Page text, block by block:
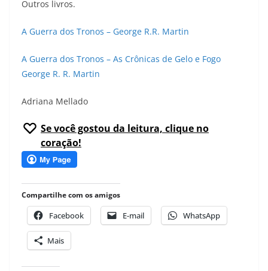
Outros livros.
A Guerra dos Tronos – George R.R. Martin
A Guerra dos Tronos – As Crônicas de Gelo e Fogo
George R. R. Martin
Adriana Mellado
Se você gostou da leitura, clique no
coração!
Compartilhe com os amigos
Facebook E-mail WhatsApp
Mais